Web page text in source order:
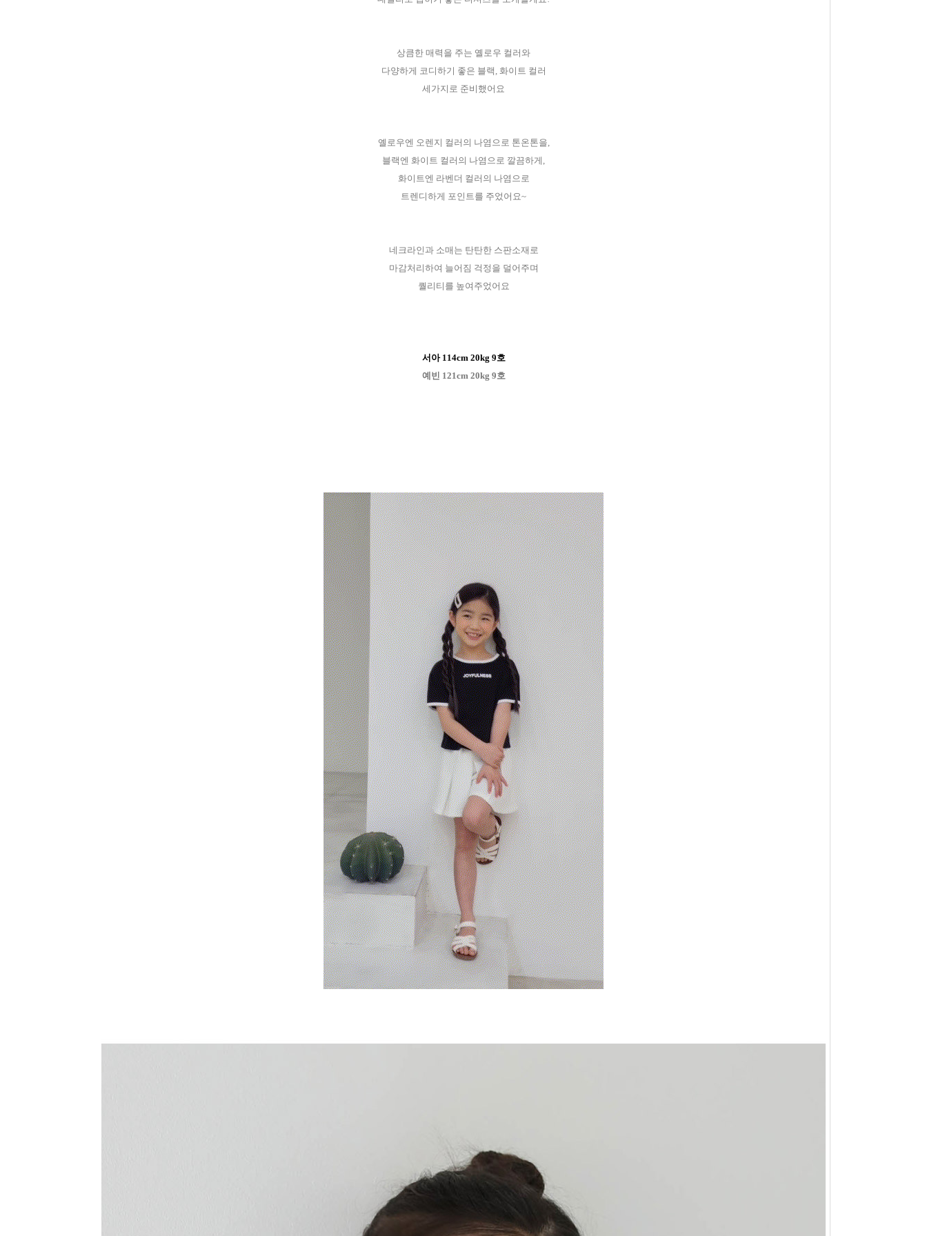
상큼한 매력을 주는 옐로우 컬러와
다양하게 코디하기 좋은 블랙, 화이트 컬러
세가지로 준비했어요
옐로우엔 오렌지 컬러의 나염으로 톤온톤을,
블랙엔 화이트 컬러의 나염으로 깔끔하게,
화이트엔 라벤더 컬러의 나염으로
트렌디하게 포인트를 주었어요~
네크라인과 소매는 탄탄한 스판소재로
마감처리하여 늘어짐 걱정을 덜어주며
퀄리티를 높여주었어요
서아 114cm 20kg 9호
예빈 121cm 20kg 9호